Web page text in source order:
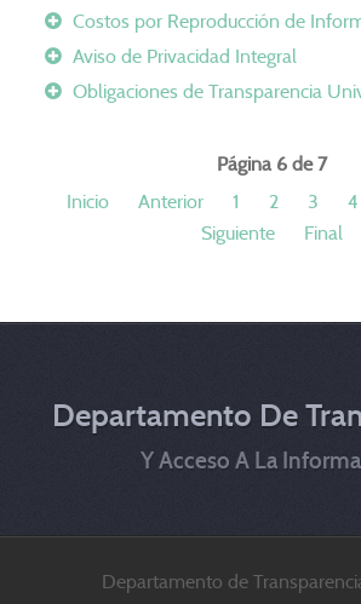
Costos por Reproducción de
Aviso de Privacidad Integral
Obligaciones de Transparencia
Página 6 de 7
Inicio
Anterior 1 2 3 4
Siguiente
Final
Departamento De
Y Acceso A La
Departamento de